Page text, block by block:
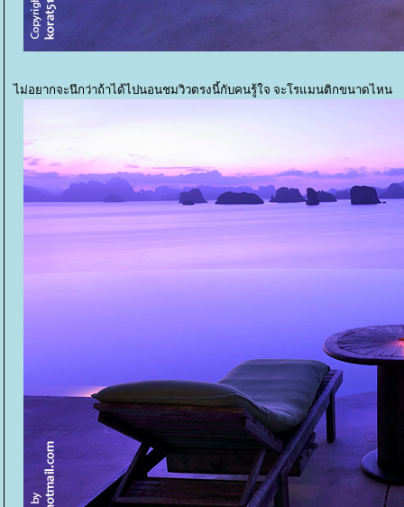
ไม่อยากจะนึกว่าถ้าได้ไปนอนชมวิวตรงนี้กับคนรู้ใจ จะโรแมนติกขนาดไหน